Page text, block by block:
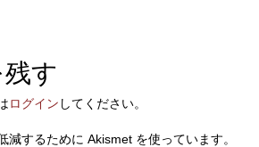
す
ログイン してください。
減するために Akismet を使っています。